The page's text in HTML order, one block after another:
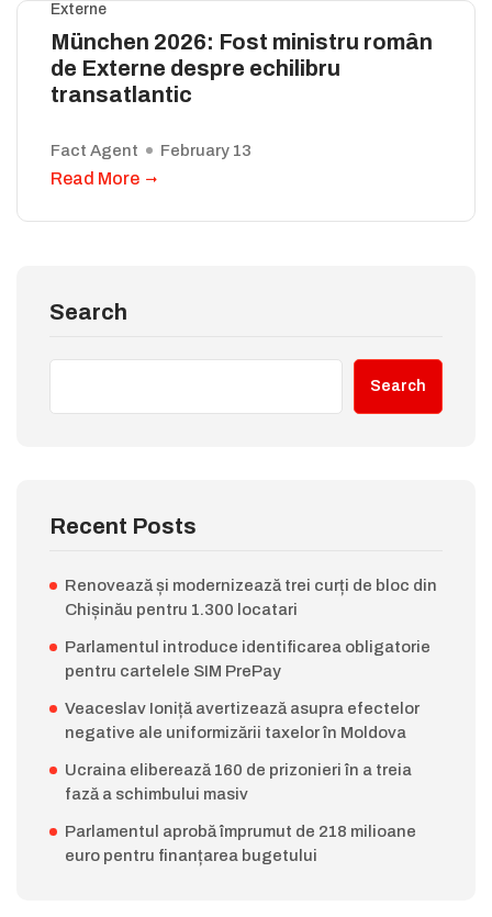
Externe
München 2026: Fost ministru român
de Externe despre echilibru
transatlantic
Fact Agent February 13
Read More
Search
Search
Recent Posts
Renovează și modernizează trei curți de bloc din
Chișinău pentru 1.300 locatari
Parlamentul introduce identificarea obligatorie
pentru cartelele SIM PrePay
Veaceslav Ioniță avertizează asupra efectelor
negative ale uniformizării taxelor în Moldova
Ucraina eliberează 160 de prizonieri în a treia
fază a schimbului masiv
Parlamentul aprobă împrumut de 218 milioane
euro pentru finanțarea bugetului